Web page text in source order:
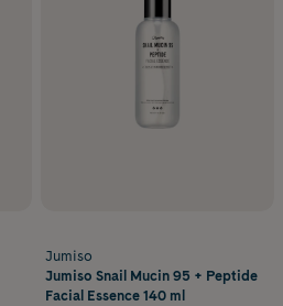
Jumiso
Jumiso Snail Mucin 95 + Peptide
Facial Essence 140 ml